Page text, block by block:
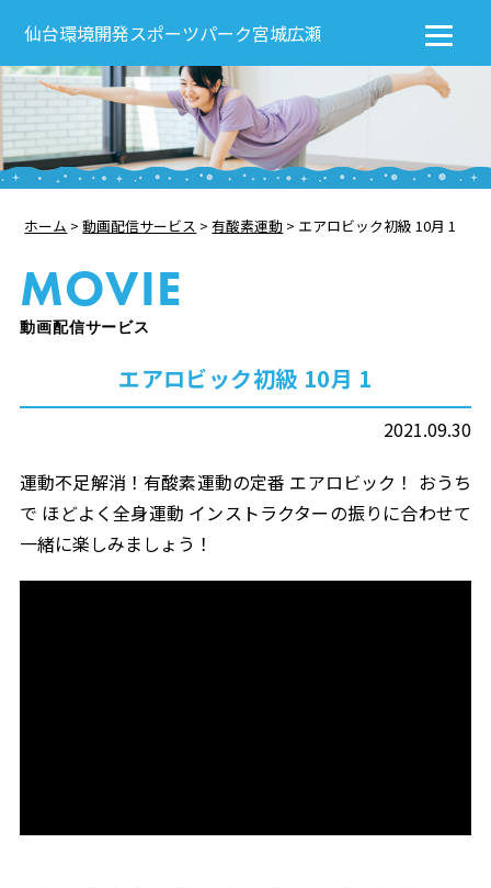
ホーム >動画配信サービス >有酸素運動 > エアロビック初級 10月 1
MOVIE
動画配信サービス
エアロビック初級 10月 1
2021.09.30
運動不足解消！有酸素運動の定番 エアロビック！ おうち
で ほどよく全身運動 インストラクターの振りに合わせて
一緒に楽しみましょう！
仙台環境開発スポーツパーク宮城広瀬